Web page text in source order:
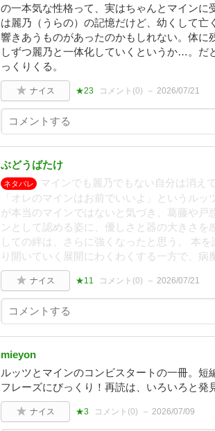
の一本気な性格って、実はちゃんとマイン
は麗乃（うらの）の記憶だけど、幼くして亡
響きあうものがあったのかもしれない。体
しずつ麗乃と一体化していくというか…。だ
っくりくる。
ナイス ★23 コメント(0) 2026/07/21
ぶどうばたけ
ネタバレ
マインでも麗乃でもない自分は消え
「オレのマインはお前でいいよ」というル
が本当のマインではないと気づき、葛藤や戸
ンとして認める姿に、優しさと器の大きさを
しての絆は、さらに強くなったと思う。 本
り開いていく展開にわくわくする一方で、病
ナイス ★11 コメント(0) 2026/07/21
mieyon
ルッツとマインのコンビスタートの一冊。
フレーズにびっくり！再読は、いろいろと発
ナイス ★3 コメント(0) 2026/07/09